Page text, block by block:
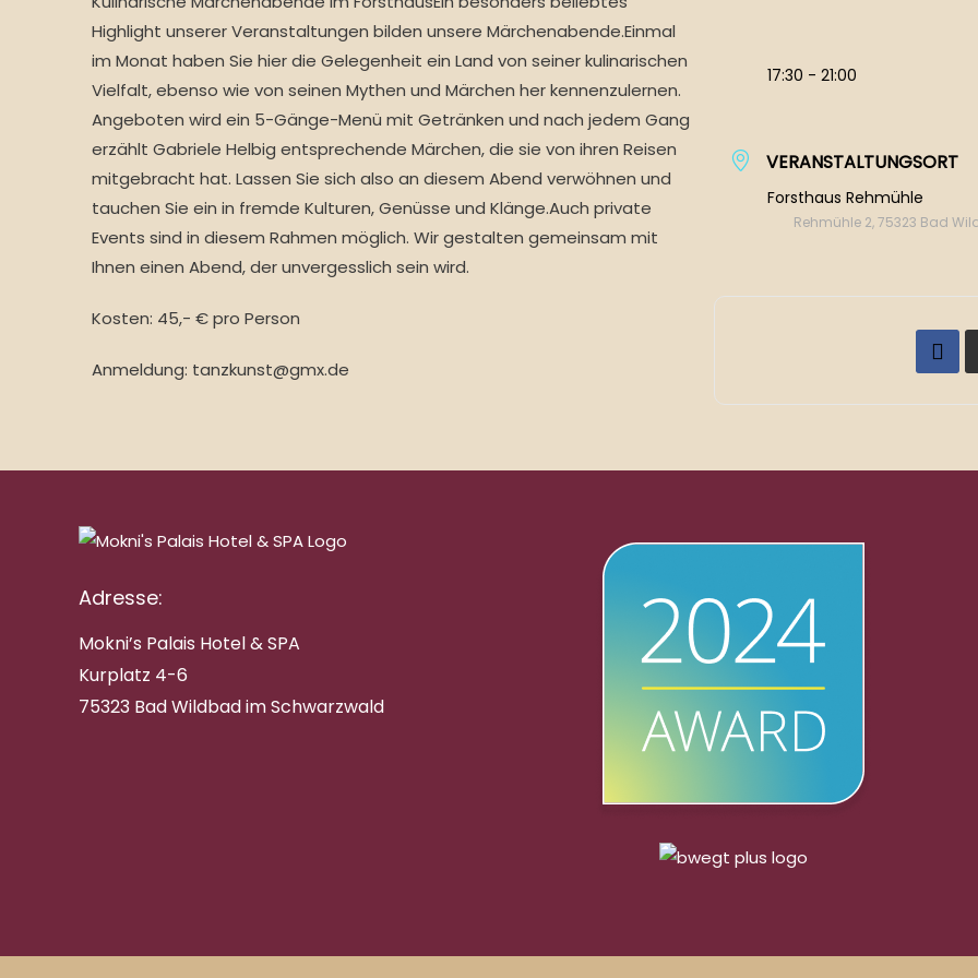
Highlight unserer Veranstaltungen bilden unsere Märchenabende.Einmal
im Monat haben Sie hier die Gelegenheit ein Land von seiner kulinarischen
Vielfalt, ebenso wie von seinen Mythen und Märchen her kennenzulernen.
Angeboten wird ein 5-Gänge-Menü mit Getränken und nach jedem Gang
erzählt Gabriele Helbig entsprechende Märchen, die sie von ihren Reisen
mitgebracht hat. Lassen Sie sich also an diesem Abend verwöhnen und
tauchen Sie ein in fremde Kulturen, Genüsse und Klänge.Auch private
Events sind in diesem Rahmen möglich. Wir gestalten gemeinsam mit
Ihnen einen Abend, der unvergesslich sein wird.
Kosten: 45,- € pro Person
Anmeldung: tanzkunst@gmx.de
17:30 - 21:00
VERANSTALTUNGSORT
Forsthaus Rehmühle
Rehmühle 2, 75323 Bad
Adresse:
Mokni’s Palais Hotel & SPA
Kurplatz 4-6
75323 Bad Wildbad im Schwarzwald